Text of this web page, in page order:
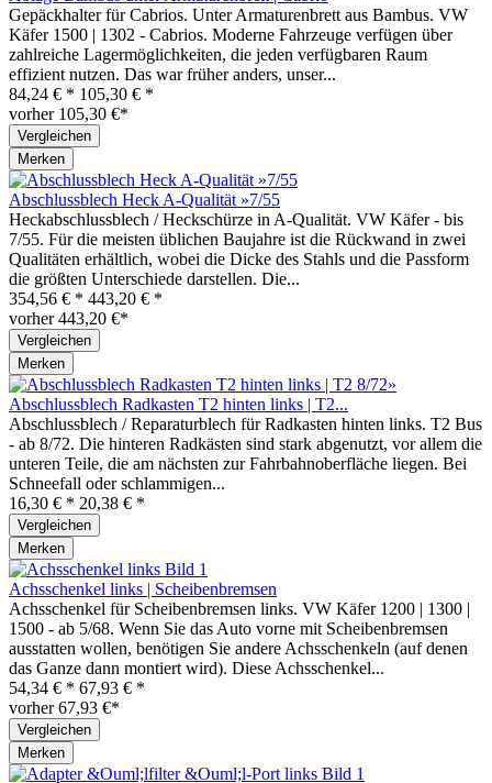
Gepäckhalter für Cabrios. Unter Armaturenbrett aus Bambus. VW
Käfer 1500 | 1302 - Cabrios. Moderne Fahrzeuge verfügen über
zahlreiche Lagermöglichkeiten, die jeden verfügbaren Raum
effizient nutzen. Das war früher anders, unser...
84,24 € * 105,30 € *
vorher 105,30 €*
Vergleichen
Merken
Abschlussblech Heck A-Qualität »7/55
Heckabschlussblech / Heckschürze in A-Qualität. VW Käfer - bis
7/55. Für die meisten üblichen Baujahre ist die Rückwand in zwei
Qualitäten erhältlich, wobei die Dicke des Stahls und die Passform
die größten Unterschiede darstellen. Die...
354,56 € * 443,20 € *
vorher 443,20 €*
Vergleichen
Merken
Abschlussblech Radkasten T2 hinten links | T2...
Abschlussblech / Reparaturblech für Radkasten hinten links. T2 Bus
- ab 8/72. Die hinteren Radkästen sind stark abgenutzt, vor allem die
unteren Teile, die am nächsten zur Fahrbahnoberfläche liegen. Bei
Schneefall oder schlammigen...
16,30 € * 20,38 € *
Vergleichen
Merken
Achsschenkel links | Scheibenbremsen
Achsschenkel für Scheibenbremsen links. VW Käfer 1200 | 1300 |
1500 - ab 5/68. Wenn Sie das Auto vorne mit Scheibenbremsen
ausstatten wollen, benötigen Sie andere Achsschenkeln (auf denen
das Ganze dann montiert wird). Diese Achsschenkel...
54,34 € * 67,93 € *
vorher 67,93 €*
Vergleichen
Merken